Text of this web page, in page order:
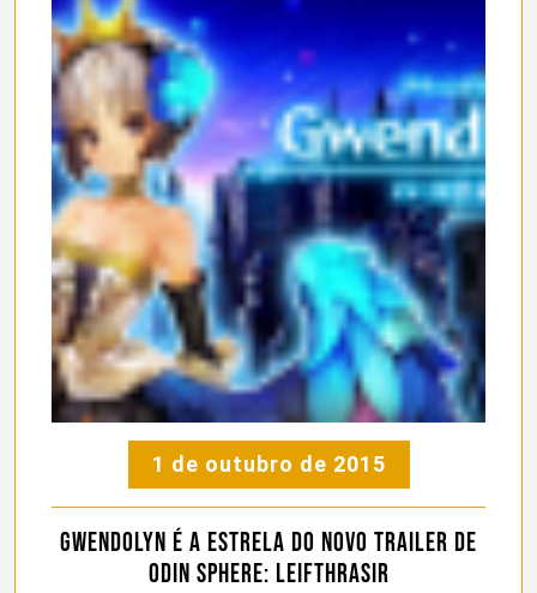
1 de outubro de 2015
Gwendolyn é a estrela do novo trailer de
Odin Sphere: Leifthrasir